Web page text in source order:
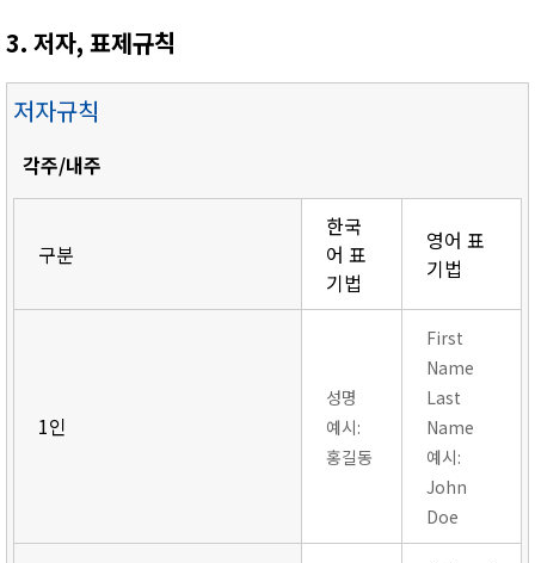
3. 저자, 표제규칙
저자규칙
각주/내주
구분
한국
어 표
기법
영어 표
기법
1인
성명
예시:
홍길동
First
Name
Last
Name
예시:
John
Doe